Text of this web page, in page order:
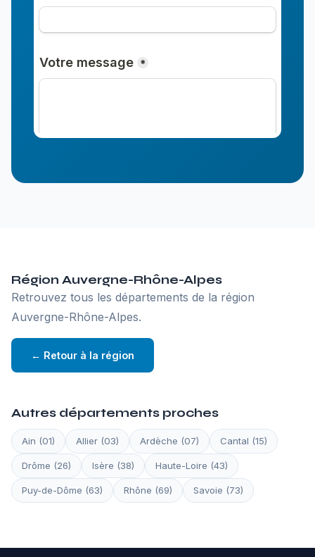
Région Auvergne-Rhône-Alpes
Retrouvez tous les départements de la région
Auvergne-Rhône-Alpes.
← Retour à la région
Autres départements proches
Ain (01) Allier (03) Ardèche (07) Cantal (15)
Drôme (26) Isère (38) Haute-Loire (43)
Puy-de-Dôme (63) Rhône (69) Savoie (73)